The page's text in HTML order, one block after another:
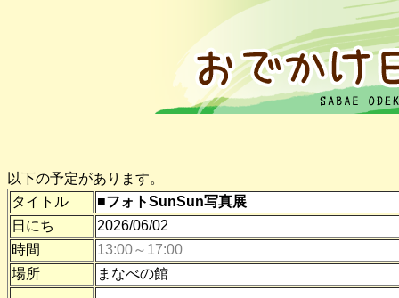
以下の予定があります。
タイトル
■フォトSunSun写真展
日にち
2026/06/02
時間
13:00～17:00
場所
まなべの館